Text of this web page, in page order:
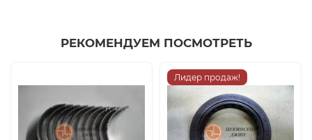
РЕКОМЕНДУЕМ ПОСМОТРЕТЬ
Лидер продаж!